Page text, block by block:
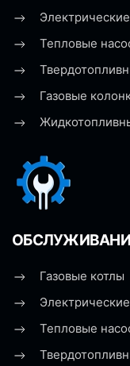
Тепловые
Газовые
Газовые котлы
Тепловые